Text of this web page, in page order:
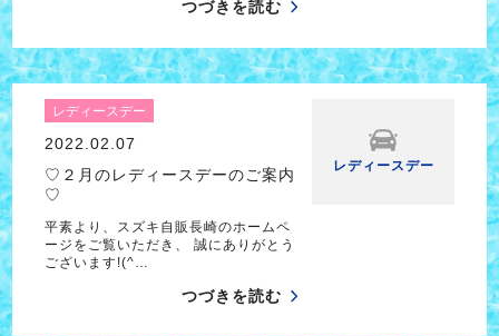
つづきを読む
レディースデー
2022.02.07
♡２月のレディースデーのご案内
♡
平素より、スズキ自販長崎のホームペ
ージをご覧いただき、 誠にありがとう
ございます!(^…
つづきを読む
レディースデー